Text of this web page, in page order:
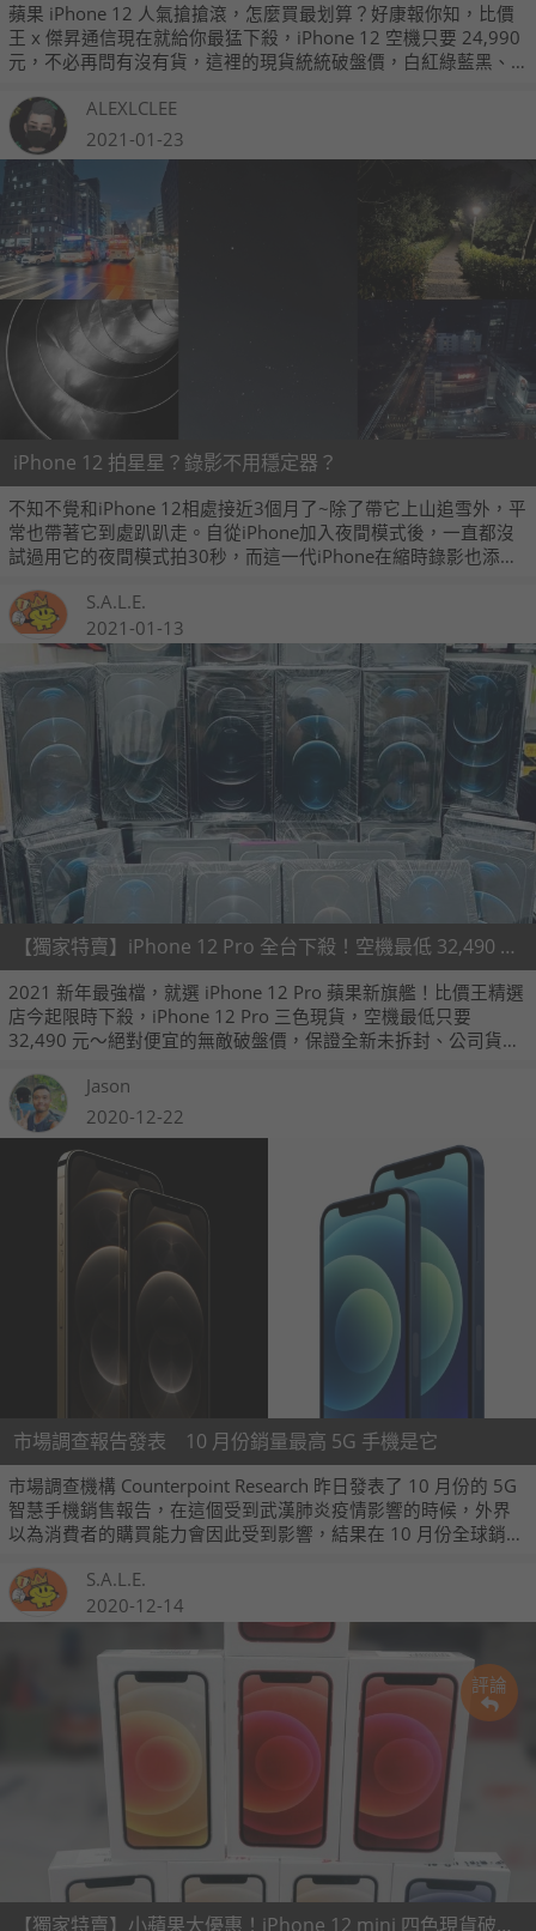
評論
蘋果 iPhone 12 人氣搶搶滾，怎麼買最划算？好康報你知，比價
王 x 傑昇通信現在就給你最猛下殺，iPhone 12 空機只要 24,990
元，不必再問有沒有貨，這裡的現貨統統破盤價，白紅綠藍黑、
公司貨，一年保固喔！
ALEXLCLEE
2021-01-23
iPhone 12 拍星星？錄影不用穩定器？
不知不覺和iPhone 12相處接近3個月了~除了帶它上山追雪外，平
常也帶著它到處趴趴走。自從iPhone加入夜間模式後，一直都沒
試過用它的夜間模式拍30秒，而這一代iPhone在縮時錄影也添加
S.A.L.E.
2021-01-13
【獨家特賣】iPhone 12 Pro 全台下殺！空機最低 32,490 元 (1/12~1/18)
2021 新年最強檔，就選 iPhone 12 Pro 蘋果新旗艦！比價王精選
店今起限時下殺，iPhone 12 Pro 三色現貨，空機最低只要
32,490 元～絕對便宜的無敵破盤價，保證全新未拆封、公司貨一
費預約、到店付款取貨，再「享買不到賠一千」獨家賠付保障喔
～
Jason
2020-12-22
市場調查報告發表 10 月份銷量最高 5G 手機是它
市場調查機構 Counterpoint Research 昨日發表了 10 月份的 5G
智慧手機銷售報告，在這個受到武漢肺炎疫情影響的時候，外界
以為消費者的購買能力會因此受到影響，結果在 10 月份全球銷量
S.A.L.E.
2020-12-14
【獨家特賣】小蘋果大優惠！iPhone 12 mini 四色現貨破盤價 (12/14~12/20)